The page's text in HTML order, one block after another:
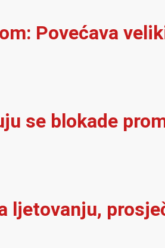
Povećava
se blokade